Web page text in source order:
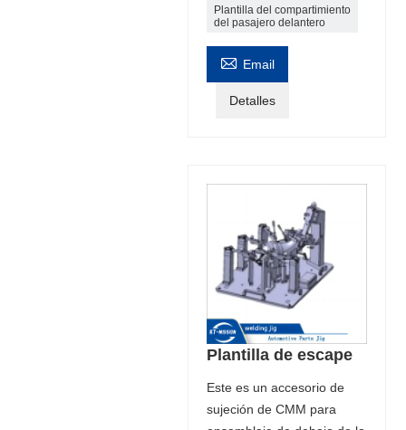
Plantilla del compartimiento
del pasajero delantero
 Email
Detalles
Plantilla de escape
Este es un accesorio de
sujeción de CMM para